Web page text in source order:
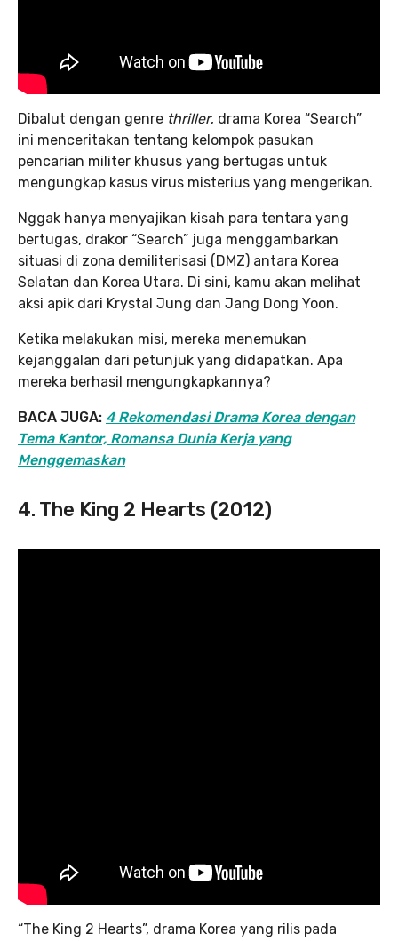
Dibalut dengan genre thriller, drama Korea “Search”
ini menceritakan tentang kelompok pasukan
pencarian militer khusus yang bertugas untuk
mengungkap kasus virus misterius yang mengerikan.
Nggak hanya menyajikan kisah para tentara yang
bertugas, drakor “Search” juga menggambarkan
situasi di zona demiliterisasi (DMZ) antara Korea
Selatan dan Korea Utara. Di sini, kamu akan melihat
aksi apik dari Krystal Jung dan Jang Dong Yoon.
Ketika melakukan misi, mereka menemukan
kejanggalan dari petunjuk yang didapatkan. Apa
mereka berhasil mengungkapkannya?
BACA JUGA: 4 Rekomendasi Drama Korea dengan
Tema Kantor, Romansa Dunia Kerja yang
Menggemaskan
4. The King 2 Hearts (2012)
“The King 2 Hearts”, drama Korea yang rilis pada